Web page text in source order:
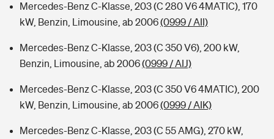
Mercedes-Benz C-Klasse, 203 (C 280 V6 4MATIC), 170
kW, Benzin, Limousine, ab 2006(0999 / AII)
Mercedes-Benz C-Klasse, 203 (C 350 V6), 200 kW,
Benzin, Limousine, ab 2006(0999 / AIJ)
Mercedes-Benz C-Klasse, 203 (C 350 V6 4MATIC), 200
kW, Benzin, Limousine, ab 2006(0999 / AIK)
Mercedes-Benz C-Klasse, 203 (C 55 AMG), 270 kW,